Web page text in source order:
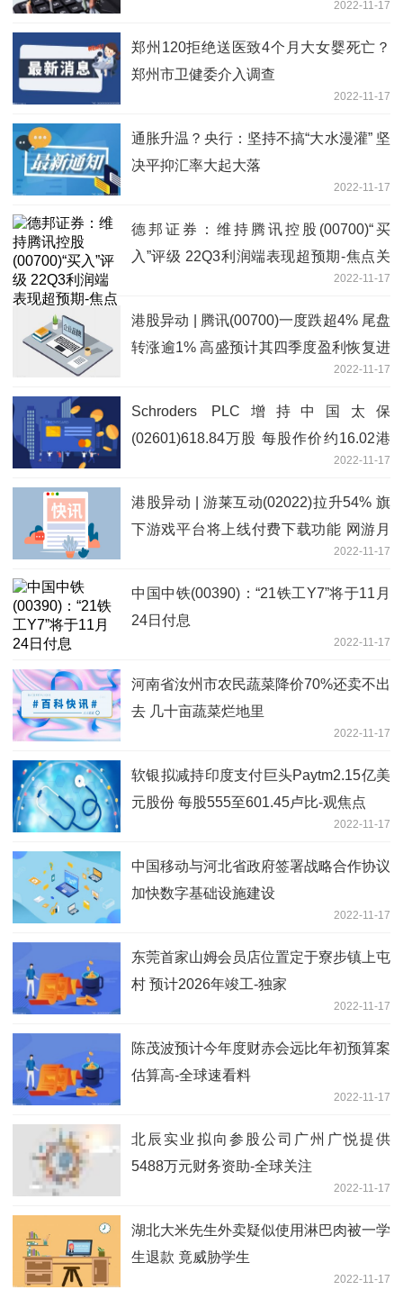
2022-11-17
郑州120拒绝送医致4个月大女婴死亡？
郑州市卫健委介入调查
2022-11-17
通胀升温？央行：坚持不搞“大水漫灌” 坚
决平抑汇率大起大落
2022-11-17
德邦证券：维持腾讯控股(00700)“买
入”评级 22Q3利润端表现超预期-焦点关
2022-11-17
港股异动 | 腾讯(00700)一度跌超4% 尾盘
转涨逾1% 高盛预计其四季度盈利恢复进
2022-11-17
Schroders PLC增持中国太保
(02601)618.84万股 每股作价约16.02港
2022-11-17
港股异动 | 游莱互动(02022)拉升54% 旗
下游戏平台将上线付费下载功能 网游月
2022-11-17
中国中铁(00390)：“21铁工Y7”将于11月
24日付息
2022-11-17
河南省汝州市农民蔬菜降价70%还卖不出
去 几十亩蔬菜烂地里
2022-11-17
软银拟减持印度支付巨头Paytm2.15亿美
元股份 每股555至601.45卢比-观焦点
2022-11-17
中国移动与河北省政府签署战略合作协议
加快数字基础设施建设
2022-11-17
东莞首家山姆会员店位置定于寮步镇上屯
村 预计2026年竣工-独家
2022-11-17
陈茂波预计今年度财赤会远比年初预算案
估算高-全球速看料
2022-11-17
北辰实业拟向参股公司广州广悦提供
5488万元财务资助-全球关注
2022-11-17
湖北大米先生外卖疑似使用淋巴肉被一学
生退款 竟威胁学生
2022-11-17